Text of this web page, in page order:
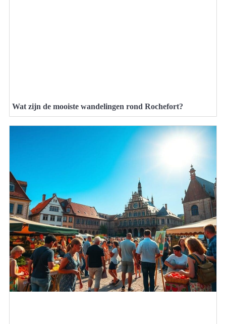
Wat zijn de mooiste wandelingen rond Rochefort?